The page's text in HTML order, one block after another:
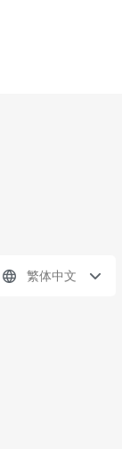
繁体中文